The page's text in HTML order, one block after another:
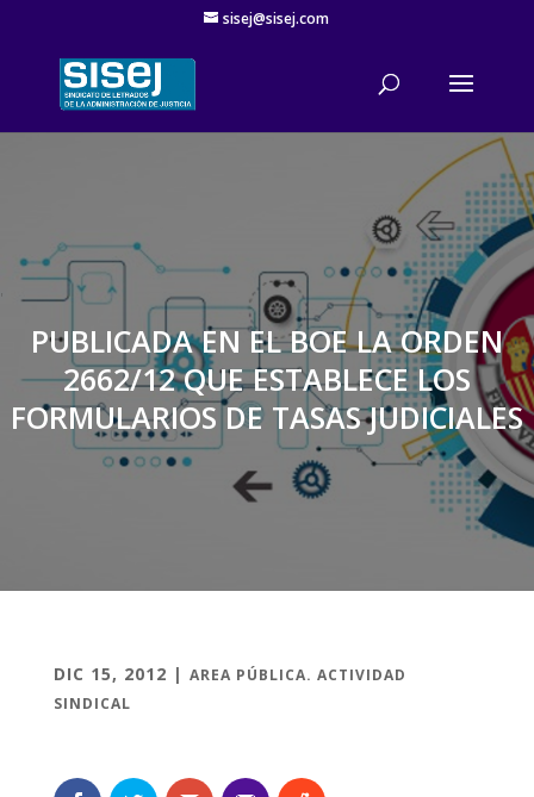
sisej@sisej.com
'
PUBLICADA EN EL BOE LA ORDEN
2662/12 QUE ESTABLECE LOS
FORMULARIOS DE TASAS JUDICIALES
DIC 15, 2012 | AREA PÚBLICA. ACTIVIDAD
SINDICAL